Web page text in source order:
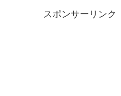
スポンサーリンク